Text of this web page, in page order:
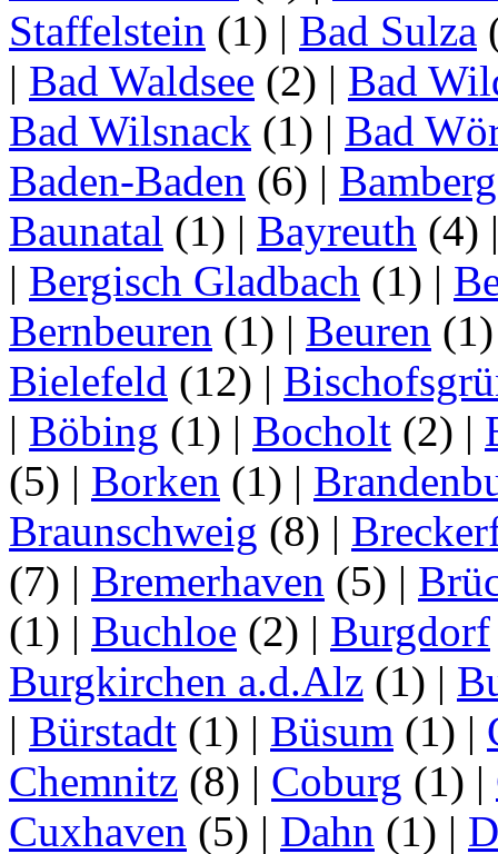
Staffelstein (1) | Bad Sulza
| Bad Waldsee (2) | Bad
Bad Wilsnack (1) | Bad
Baden-Baden (6) | Bamberg
Baunatal (1) | Bayreuth (4)
| Bergisch Gladbach (1) |
Bernbeuren (1) | Beuren
Bielefeld (12) |
| Böbing (1) | Bocholt (2) |
(5) | Borken (1) |
Braunschweig (8) |
(7) | Bremerhaven (5) |
(1) | Buchloe (2) | Burgdorf
Burgkirchen a.d.Alz (1) |
| Bürstadt (1) | Büsum (1) |
Chemnitz (8) | Coburg (1) |
Cuxhaven (5) | Dahn (1) |